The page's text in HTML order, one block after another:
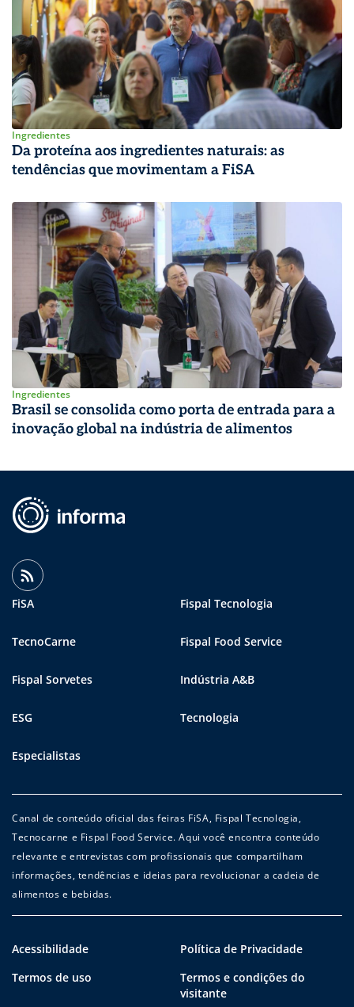
Ingredientes
Da proteína aos ingredientes naturais: as
tendências que movimentam a FiSA
Ingredientes
Brasil se consolida como porta de entrada para a
inovação global na indústria de alimentos
FiSA Fispal Tecnologia
TecnoCarne Fispal Food Service
Fispal Sorvetes Indústria A&B
ESG Tecnologia
Especialistas
Canal de conteúdo oficial das feiras FiSA, Fispal Tecnologia,
Tecnocarne e Fispal Food Service. Aqui você encontra conteúdo
relevante e entrevistas com profissionais que compartilham
informações, tendências e ideias para revolucionar a cadeia de
alimentos e bebidas.
Acessibilidade
Política de Privacidade
Termos de uso
Termos e condições do
visitante